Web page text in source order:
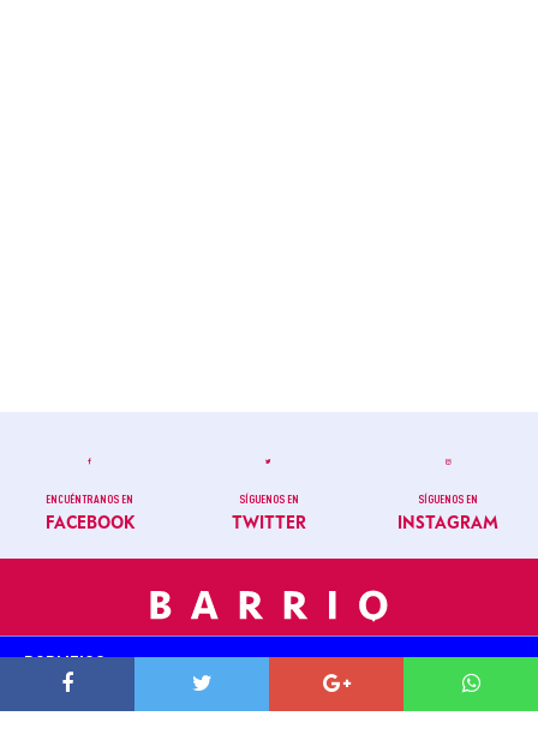
ENCUÉNTRANOS EN
FACEBOOK
SÍGUENOS EN
TWITTER
SÍGUENOS EN
INSTAGRAM
POPLITICS
NEWS